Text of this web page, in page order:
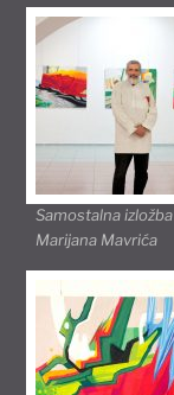
Samostalna izložba
Marijana Mavrića